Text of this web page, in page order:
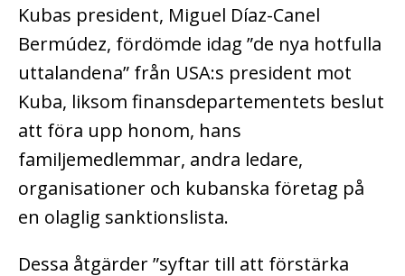
Kubas president, Miguel Díaz-Canel
Bermúdez, fördömde idag ”de nya hotfulla
uttalandena” från USA:s president mot
Kuba, liksom finansdepartementets beslut
att föra upp honom, hans
familjemedlemmar, andra ledare,
organisationer och kubanska företag på
en olaglig sanktionslista.
Dessa åtgärder ”syftar till att förstärka